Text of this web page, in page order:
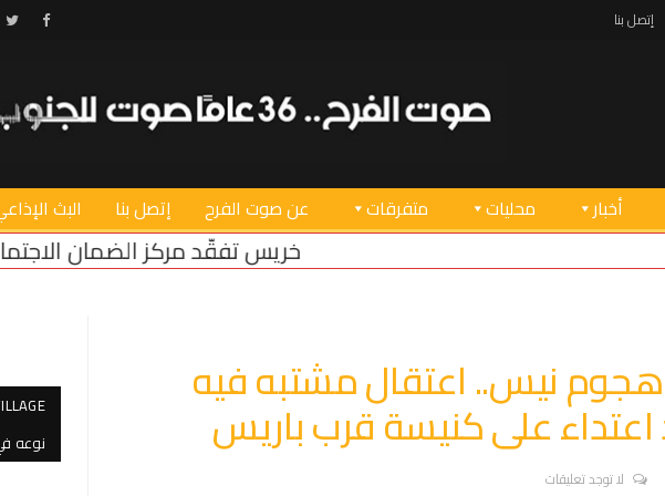
إتصل بنا
أخبار محليات متفرقات عن صوت الفرح إتصل بنا البث
خريس تفقّد مركز الضمان الاجتماعي في صور
نيس.. اعتقال مشتبه فيه
اعتداء على كنيسة قرب باريس
لا توجد تعليقات
نوعه